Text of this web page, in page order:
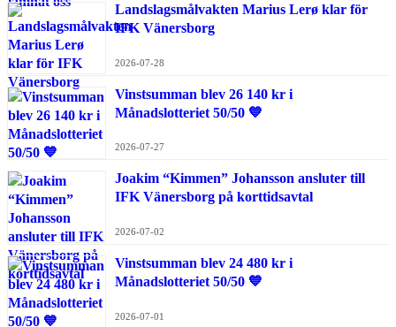
Landslagsmålvakten Marius Lerø klar för
IFK Vänersborg
2026-07-28
Vinstsumman blev 26 140 kr i
Månadslotteriet 50/50 💙
2026-07-27
Joakim “Kimmen” Johansson ansluter till
IFK Vänersborg på korttidsavtal
2026-07-02
Vinstsumman blev 24 480 kr i
Månadslotteriet 50/50 💙
2026-07-01